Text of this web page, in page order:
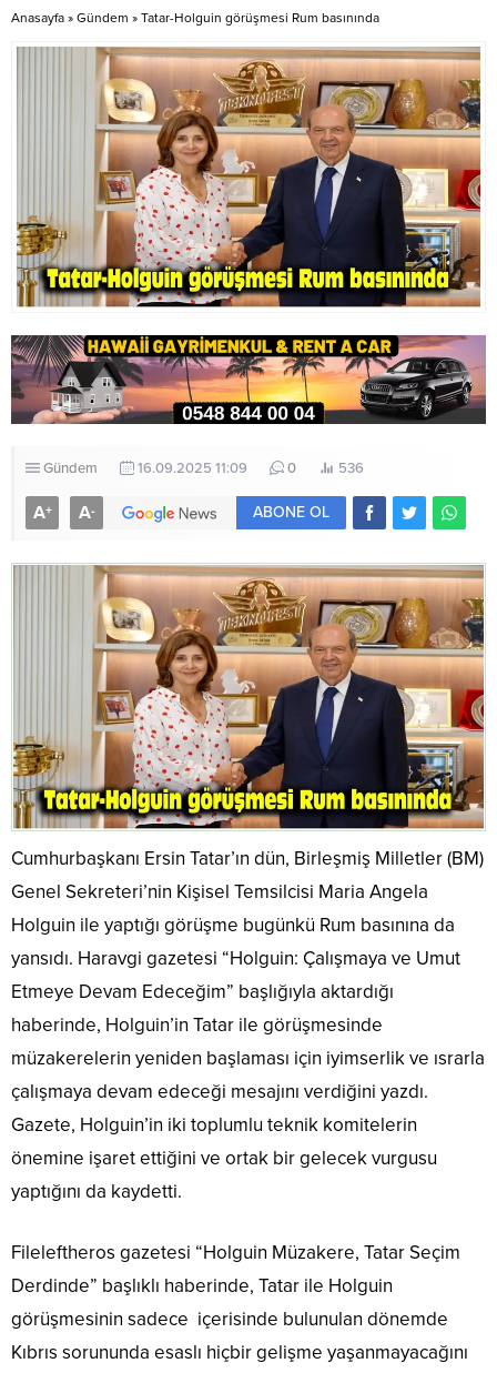
etmeleri istendi.
Anasayfa » Gündem » Tatar-Holguin görüşmesi Rum basınında
Gündem 16.09.2025 11:09 0 536
A+ A- ABONE OL
Cumhurbaşkanı Ersin Tatar’ın dün, Birleşmiş Milletler (BM)
Genel Sekreteri’nin Kişisel Temsilcisi Maria Angela
Holguin ile yaptığı görüşme bugünkü Rum basınına da
yansıdı. Haravgi gazetesi “Holguin: Çalışmaya ve Umut
Etmeye Devam Edeceğim” başlığıyla aktardığı
haberinde, Holguin’in Tatar ile görüşmesinde
müzakerelerin yeniden başlaması için iyimserlik ve ısrarla
çalışmaya devam edeceği mesajını verdiğini yazdı.
Gazete, Holguin’in iki toplumlu teknik komitelerin
önemine işaret ettiğini ve ortak bir gelecek vurgusu
yaptığını da kaydetti.
Fileleftheros gazetesi “Holguin Müzakere, Tatar Seçim
Derdinde” başlıklı haberinde, Tatar ile Holguin
görüşmesinin sadece içerisinde bulunulan dönemde
Kıbrıs sorununda esaslı hiçbir gelişme yaşanmayacağını